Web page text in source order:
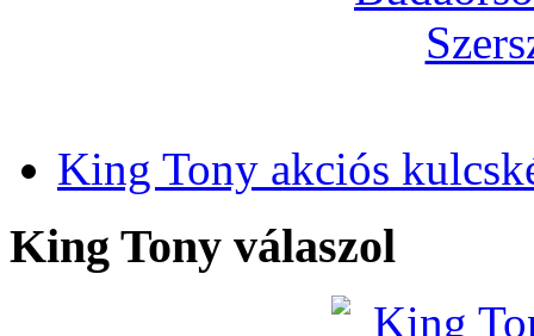
King Tony akciós
King Tony válaszol